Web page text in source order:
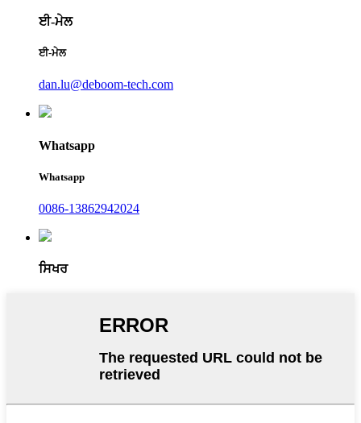
ਈ-ਮੇਲ
ਈ-ਮੇਲ
dan.lu@deboom-tech.com
Whatsapp
Whatsapp
0086-13862942024
ਸਿਖਰ